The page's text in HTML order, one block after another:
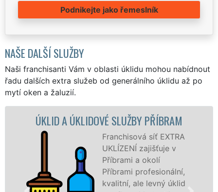
Podnikejte jako řemeslník
NAŠE DALŠÍ SLUŽBY
Naši franchisanti Vám v oblasti úklidu mohou nabídnout
řadu dalších extra služeb od generálního úklidu až po
mytí oken a žaluzií.
A ÚKLIDOVÉ SLUŽBY PŘÍBRAM
Franchisová síť EXTRA
UKLÍZENÍ zajišťuje v
Příbrami a okolí
Příbrami profesionální,
kvalitní, ale levný úklid